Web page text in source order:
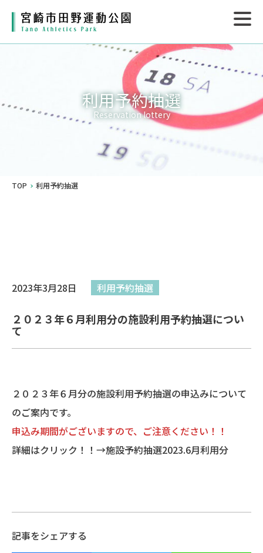
利用予約抽選
Reservation lottery
TOP 利用予約抽選
2023年3月28日 利用予約抽選
２０２３年６月利用分の施設利用予約抽選につい
て
２０２３年６月分の施設利用予約抽選の申込みについて
のご案内です。
申込み期間がございますので、ご注意ください！！
詳細はクリック！！→施設予約抽選2023.6月利用分
記事をシェアする